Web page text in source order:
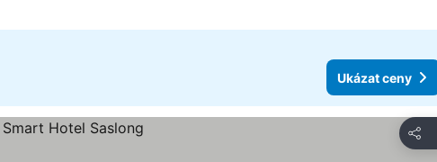
Ukázat ceny
Sdílet